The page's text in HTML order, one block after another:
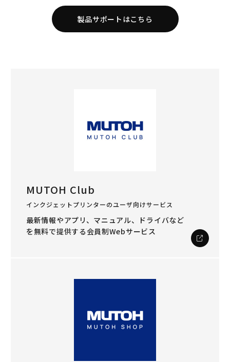
製品サポートはこちら
MUTOH Club
インクジェットプリンターのユーザ向けサービス
最新情報やアプリ、マニュアル、ドライバなど
を無料で提供する会員制Webサービス